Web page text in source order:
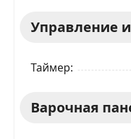
Управление
Таймер
Варочная